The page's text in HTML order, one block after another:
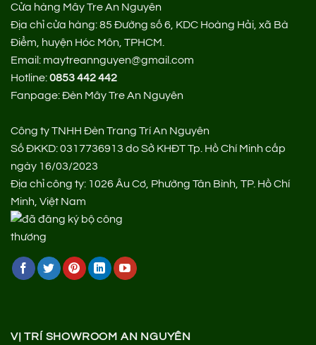
Cửa hàng Mây Tre An Nguyên
Địa chỉ cửa hàng:85 Đường số 6, KDC Hoàng Hải, xã Bà
Điểm, huyện Hóc Môn, TPHCM.
Email: maytreannguyen@gmail.com
Hotline:0853 442 442
Fanpage:Đèn Mây Tre An Nguyên
Công ty TNHH Đèn Trang Trí An Nguyên
Số ĐKKD: 0317736913 do Sở KHĐT Tp. Hồ Chí Minh cấp
ngày 16/03/2023
Địa chỉ công ty: 1026 Âu Cơ, Phường Tân Bình, TP. Hồ Chí
Minh, Việt Nam
VỊ TRÍ SHOWROOM AN NGUYÊN